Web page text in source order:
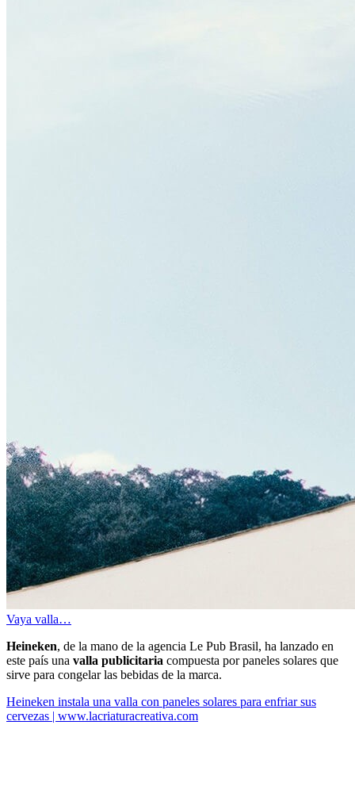
Vaya valla…
Heineken, de la mano de la agencia Le Pub Brasil, ha lanzado en
este país una valla publicitaria compuesta por paneles solares que
sirve para congelar las bebidas de la marca.
Heineken instala una valla con paneles solares para enfriar sus
cervezas | www.lacriaturacreativa.com